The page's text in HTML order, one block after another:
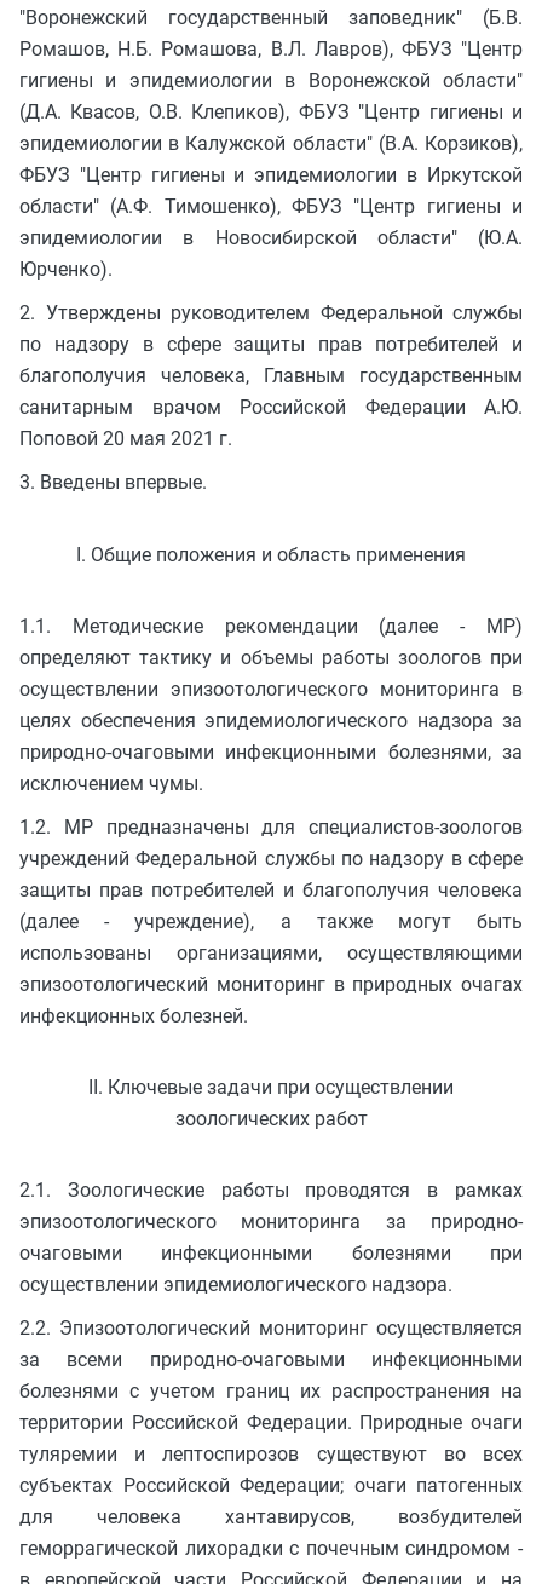
"Воронежский государственный заповедник" (Б.В.
Ромашов, Н.Б. Ромашова, В.Л. Лавров), ФБУЗ "Центр
гигиены и эпидемиологии в Воронежской области"
(Д.А. Квасов, О.В. Клепиков), ФБУЗ "Центр гигиены и
эпидемиологии в Калужской области" (В.А. Корзиков),
ФБУЗ "Центр гигиены и эпидемиологии в Иркутской
области" (А.Ф. Тимошенко), ФБУЗ "Центр гигиены и
эпидемиологии в Новосибирской области" (Ю.А.
Юрченко).
2. Утверждены руководителем Федеральной службы
по надзору в сфере защиты прав потребителей и
благополучия человека, Главным государственным
санитарным врачом Российской Федерации А.Ю.
Поповой 20 мая 2021 г.
3. Введены впервые.
I. Общие положения и область применения
1.1. Методические рекомендации (далее - МР)
определяют тактику и объемы работы зоологов при
осуществлении эпизоотологического мониторинга в
целях обеспечения эпидемиологического надзора за
природно-очаговыми инфекционными болезнями, за
исключением чумы.
1.2. МР предназначены для специалистов-зоологов
учреждений Федеральной службы по надзору в сфере
защиты прав потребителей и благополучия человека
(далее - учреждение), а также могут быть
использованы организациями, осуществляющими
эпизоотологический мониторинг в природных очагах
инфекционных болезней.
II. Ключевые задачи при осуществлении
зоологических работ
2.1. Зоологические работы проводятся в рамках
эпизоотологического мониторинга за природно-
очаговыми инфекционными болезнями при
осуществлении эпидемиологического надзора.
2.2. Эпизоотологический мониторинг осуществляется
за всеми природно-очаговыми инфекционными
болезнями с учетом границ их распространения на
территории Российской Федерации. Природные очаги
туляремии и лептоспирозов существуют во всех
субъектах Российской Федерации; очаги патогенных
для человека хантавирусов, возбудителей
геморрагической лихорадки с почечным синдромом -